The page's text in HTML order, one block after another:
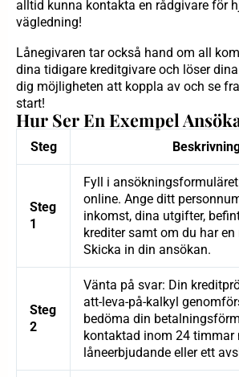
alltid kunna kontakta en rådgivare för
vägledning!
Lånegivaren tar också hand om all
dina tidigare kreditgivare och löser
dig möjligheten att koppla av och se
start!
Hur Ser En Exempel
Steg
Steg
1
Fyll i
online. Ange ditt
inkomst, dina utgifter,
krediter samt om du har en
Skicka in din ansökan.
Steg
2
Vänta på svar: Din
att-leva-på-kalkyl
bedöma din
kontaktad inom 24 timmar
låneerbjudande eller ett